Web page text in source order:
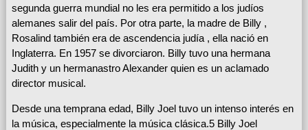
segunda guerra mundial no les era permitido a los judíos
alemanes salir del país. Por otra parte, la madre de Billy ,
Rosalind también era de ascendencia judía , ella nació en
Inglaterra. En 1957 se divorciaron. Billy tuvo una hermana
Judith y un hermanastro Alexander quien es un aclamado
director musical.
Desde una temprana edad, Billy Joel tuvo un intenso interés en
la música, especialmente la música clásica.5 Billy Joel